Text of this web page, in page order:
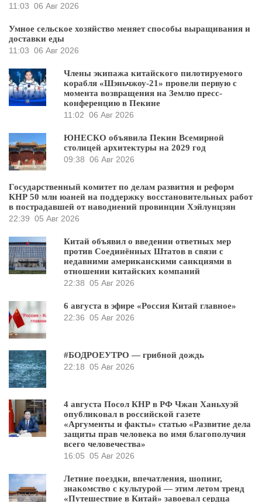
11:03 06 Авг 2026
Умное сельское хозяйство меняет способы выращивания и
доставки еды
11:03 06 Авг 2026
Члены экипажа китайского пилотируемого
корабля «Шэньчжоу-21» провели первую с
момента возвращения на Землю пресс-
конференцию в Пекине
11:02 06 Авг 2026
ЮНЕСКО объявила Пекин Всемирной
столицей архитектуры на 2029 год
09:38 06 Авг 2026
Государственный комитет по делам развития и реформ
КНР 50 млн юаней на поддержку восстановительных работ
в пострадавшей от наводнений провинции Хэйлунцзян
22:39 05 Авг 2026
Китай объявил о введении ответных мер
против Соединённых Штатов в связи с
недавними американскими санкциями в
отношении китайских компаний
22:38 05 Авг 2026
6 августа в эфире «Россия Китай главное»
22:36 05 Авг 2026
#БОДРОЕУТРО — грибной дождь
22:18 05 Авг 2026
4 августа Посол КНР в РФ Чжан Ханьхуэй
опубликовал в российской газете
«Аргументы и факты» статью «Развитие дела
защиты прав человека во имя благополучия
всего человечества»
16:05 05 Авг 2026
Летние поездки, впечатления, шопинг,
знакомство с культурой — этим летом тренд
«Путешествие в Китай» завоевал сердца